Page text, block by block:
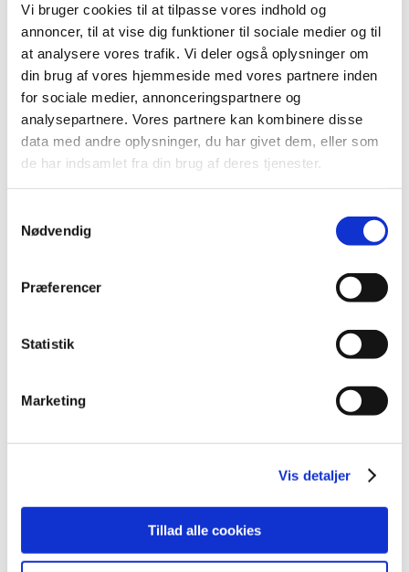
Vi bruger cookies til at tilpasse vores indhold og
annoncer, til at vise dig funktioner til sociale medier og til
at analysere vores trafik. Vi deler også oplysninger om
din brug af vores hjemmeside med vores partnere inden
for sociale medier, annonceringspartnere og
analysepartnere. Vores partnere kan kombinere disse
data med andre oplysninger, du har givet dem, eller som
de har indsamlet fra din brug af deres tjenester.
Nødvendig
Præferencer
Statistik
Marketing
Vis detaljer
Tillad alle cookies
formodede bivirkninger ved COVID-19 Vaccine
Moderna efter vaccination af mere end 60.000
danskere
|9. april 2021 |
Over 60.000 danskere er vaccineret med COVID-19
Vaccine Moderna. 149 indberetninger om formodede…
Status på behandlede indberetninger om
formodede bivirkninger ved Vaxzevria efter
indberetninger om formodede bivirkninger ved
Status på behandlede indberetninger om
formodede bivirkninger ved Comirnaty
end 550.000 danskere
Over 550.000 danskere er vaccineret med Comirnaty.
1.529 indberetninger om formodede bivirkninger ved
Status på behandlede indberetninger om
formodede bivirkninger ved COVID-19 Vaccine
Moderna efter vaccination af mere end 48.000